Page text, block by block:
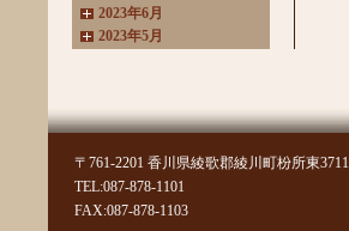
2023年6月
2023年5月
2022年10月
2022年7月
2022年6月
2022年4月
〒761-2201 香川県綾歌郡綾川町枌所東3711
TEL:087-878-1101
FAX:087-878-1103